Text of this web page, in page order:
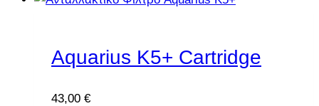
Aquarius K5+ Cartridge
43,00 €